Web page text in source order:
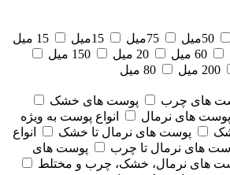
50میل 75میل 15میل
15 میل
60 میل 20 میل
150 میل
200 میل
80 میل
های چرب
پوست های خشک
پوست های نرمال
انواع پوست به ویژه
پوست های نرمال تا خشک
انواع
های نرمال تا چرب
پوست های
های نرمال، خشک، چرب و مختلط